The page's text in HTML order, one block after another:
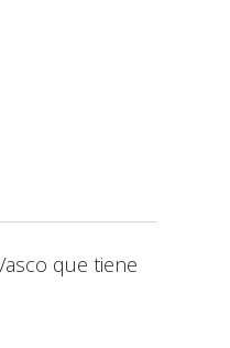
que tiene